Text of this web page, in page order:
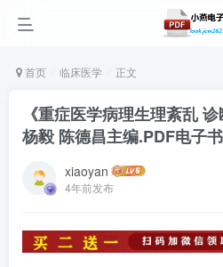
首页 临床医学 正文
《重症医学病理生理紊乱
杨毅 陈德昌主编.PDF电子
xiaoyan
4年前发布